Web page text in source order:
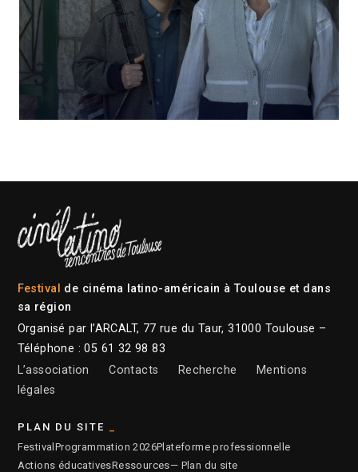
Festival de cinéma latino-américain à Toulouse et dans
sa région
Organisé par l’ARCALT, 77 rue du Taur, 31000 Toulouse –
Téléphone : 05 61 32 98 83
L’association
Contacts Recherche
Mentions
légales
PLAN DU SITE
Festival Programmation 2026Plateforme professionnelle
Actions éducativesRessources— Plan du site